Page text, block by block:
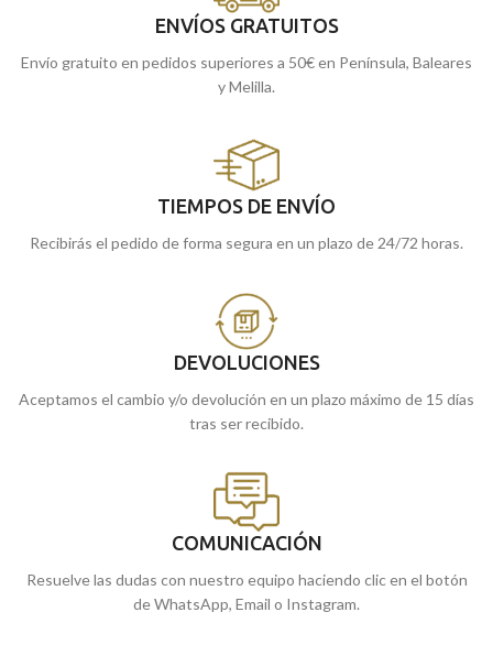
ENVÍOS GRATUITOS
Envío gratuito en pedidos superiores a 50€ en Península, Baleares
y Melilla.
TIEMPOS DE ENVÍO
Recibirás el pedido de forma segura en un plazo de 24/72 horas.
DEVOLUCIONES
Aceptamos el cambio y/o devolución en un plazo máximo de 15 días
tras ser recibido.
COMUNICACIÓN
Resuelve las dudas con nuestro equipo haciendo clic en el botón
de WhatsApp, Email o Instagram.